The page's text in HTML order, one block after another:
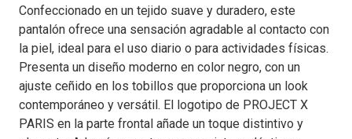
Confeccionado en un tejido suave y duradero, este
pantalón ofrece una sensación agradable al contacto con
la piel, ideal para el uso diario o para actividades físicas.
Presenta un diseño moderno en color negro, con un
ajuste ceñido en los tobillos que proporciona un look
contemporáneo y versátil. El logotipo de PROJECT X
PARIS en la parte frontal añade un toque distintivo y